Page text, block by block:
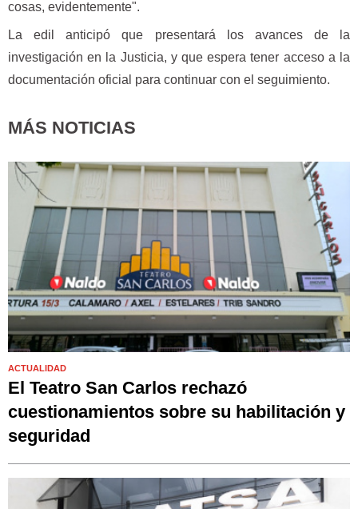
cosas, evidentemente".
La edil anticipó que presentará los avances de la
investigación en la Justicia, y que espera tener acceso a la
documentación oficial para continuar con el seguimiento.
MÁS NOTICIAS
ACTUALIDAD
El Teatro San Carlos rechazó
cuestionamientos sobre su habilitación y
seguridad